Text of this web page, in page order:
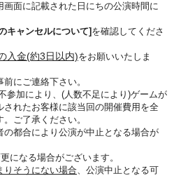
画面に記載された日にちの公演時間に
キャンセルについて]を確認してくださ
入金(約3日以内)をお願いいたしま
にご連絡下さい。
参加により、(人数不足により)ゲームが
れたお客様に該当回の開催費用を全
ご了承ください。
の都合により公演が中止となる場合が
になる場合がございます。
りそうにない場合、公演中止となる可